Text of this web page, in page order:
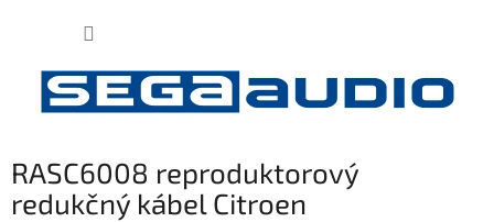
RASC6008 reproduktorový
redukčný kábel Citroen